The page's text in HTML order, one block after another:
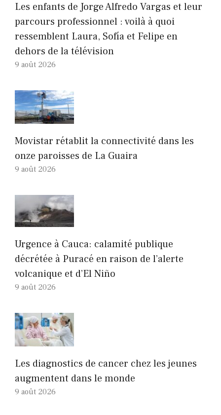
Les enfants de Jorge Alfredo Vargas et leur
parcours professionnel : voilà à quoi
ressemblent Laura, Sofía et Felipe en
dehors de la télévision
9 août 2026
Movistar rétablit la connectivité dans les
onze paroisses de La Guaira
9 août 2026
Urgence à Cauca: calamité publique
décrétée à Puracé en raison de l’alerte
volcanique et d’El Niño
9 août 2026
Les diagnostics de cancer chez les jeunes
augmentent dans le monde
9 août 2026